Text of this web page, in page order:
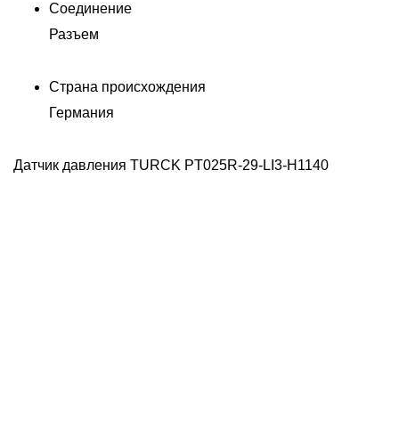
Соединение
Разъем
Страна происхождения
Германия
Датчик давления TURCK PT025R-29-LI3-H1140